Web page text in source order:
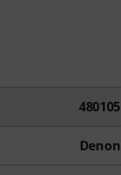
480105
Denon